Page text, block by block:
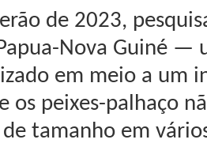
de 2023,
Nova Guiné —
em meio a um
os peixes-palhaço
tamanho em